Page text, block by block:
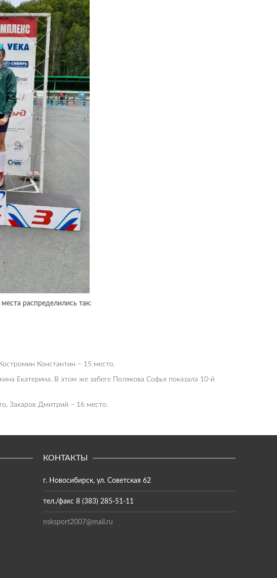
распределились так:
Константин – 15 место.
Екатерина. В этом же забеге Полякова Софья показала 10-й
Захаров Дмитрий – 16 место.
КОНТАКТЫ
г. Новосибирск, ул. Советская 62
тел./факс 8 (383) 285-51-11
nsksport2007@mail.ru